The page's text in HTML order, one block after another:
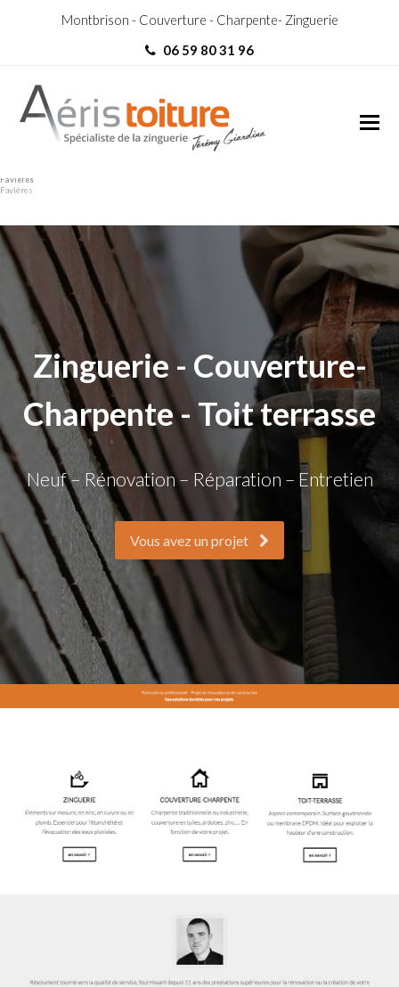
Montbrison - Couverture - Charpente- Zinguerie
06 59 80 31 96
Favières
Favières
Zinguerie - Couverture-
Charpente - Toit terrasse
Neuf – Rénovation – Réparation – Entretien
Vous avez un projet